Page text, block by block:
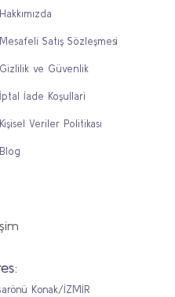
Hakkımızda
Mesafeli Satış Sözleşmesi
Gizlilik ve Güvenlik
İptal İade Koşullari
Kişisel Veriler Politikası
Blog
Konak/İZMİR